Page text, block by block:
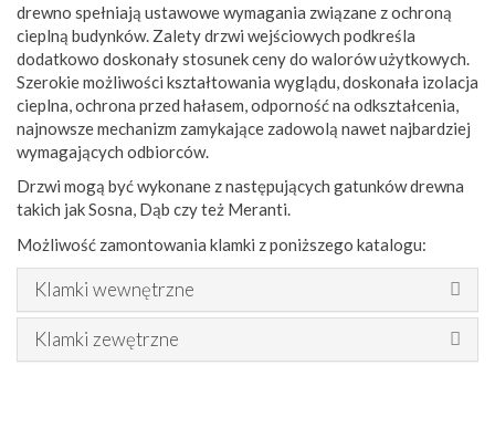
drewno spełniają ustawowe wymagania związane z ochroną
cieplną budynków. Zalety drzwi wejściowych podkreśla
dodatkowo doskonały stosunek ceny do walorów użytkowych.
Szerokie możliwości kształtowania wyglądu, doskonała izolacja
cieplna, ochrona przed hałasem, odporność na odkształcenia,
najnowsze mechanizm zamykające zadowolą nawet najbardziej
wymagających odbiorców.
Drzwi mogą być wykonane z następujących gatunków drewna
takich jak Sosna, Dąb czy też Meranti.
Możliwość zamontowania klamki z poniższego katalogu:
Klamki wewnętrzne
Klamki zewętrzne